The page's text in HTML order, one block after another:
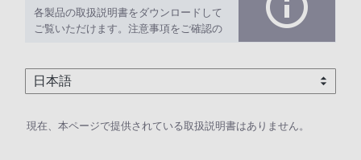
各製品の取扱説明書をダウンロードして
ご覧いただけます。注意事項をご確認の
現在、本ページで提供されている取扱説明書はありません。